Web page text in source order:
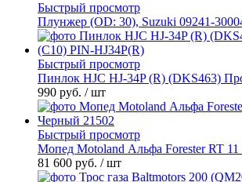
Быстрый просмотр
Плунжер (OD: 30), Suzuki 09241-
Быстрый просмотр
Пинлок HJC HJ-34P (R) (DKS463)
990 руб. / шт
Быстрый просмотр
Мопед Motoland Альфа Forester RT
81 600 руб. / шт